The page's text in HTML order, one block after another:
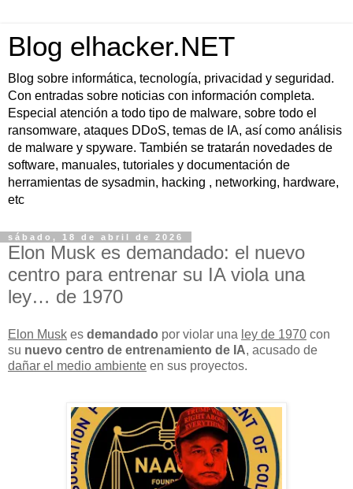
Blog elhacker.NET
Blog sobre informática, tecnología, privacidad y seguridad.
Con entradas sobre noticias con información completa.
Especial atención a todo tipo de malware, sobre todo el
ransomware, ataques DDoS, temas de IA, así como análisis
de malware y spyware. También se tratarán novedades de
software, manuales, tutoriales y documentación de
herramientas de sysadmin, hacking , networking, hardware,
etc
sábado, 18 de abril de 2026
Elon Musk es demandado: el nuevo
centro para entrenar su IA viola una
ley… de 1970
Elon Musk es demandado por violar una ley de 1970 con
su nuevo centro de entrenamiento de IA, acusado de
dañar el medio ambiente en sus proyectos.